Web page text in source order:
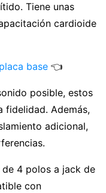
Tiene unas
cardioide
base👈
posible, estos
fidelidad. Además,
adicional,
4 polos a jack de
con